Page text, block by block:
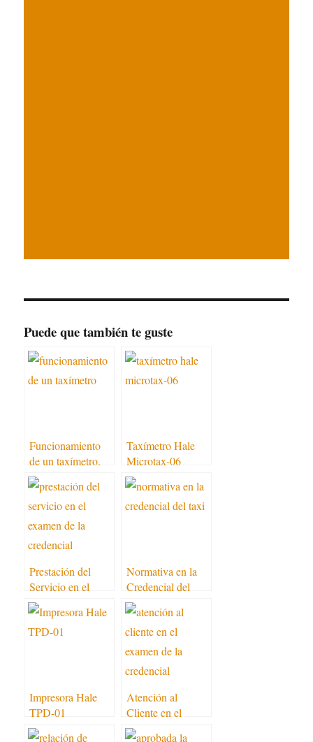
Puede que también te guste
Funcionamiento
de un taxímetro.
¿Cómo calcula sus
tarifas?
Taxímetro Hale
Microtax-06
Prestación del
Servicio en el
Examen de la
Credencial
Normativa en la
Credencial del
Taxi
Impresora Hale
TPD-01
Atención al
Cliente en el
Examen de la